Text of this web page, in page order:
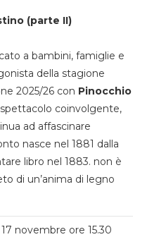
(parte II)
a bambini, famiglie e
della stagione
2025/26 con Pinocchio
coinvolgente,
ad affascinare
nasce nel 1881 dalla
libro nel 1883. non è
di un’anima di legno
novembre ore 15.30